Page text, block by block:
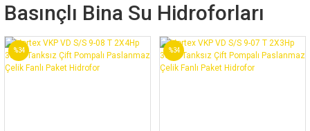
Basınçlı Bina Su Hidroforları
%34 %34